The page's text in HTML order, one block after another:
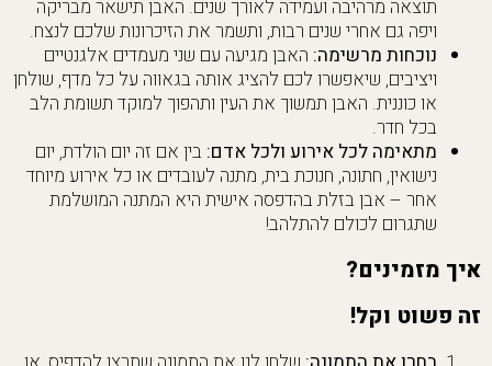
תוצאה מרהיבה ועמידה לאורך שנים. האבן תישאר מבריקה
ויפה גם אחרי שנים רבות, ותשמר את הזיכרונות שלכם לנצח.
נוכחות מרשימה: האבן מגיעה עם שני מעמדים אלגנטיים
ויציבים, שיאפשרו לכם להציג אותה בגאווה על כל מדף, שולחן
או כוננית. האבן תמשוך את העין ותהפוך למוקד תשומת הלב
בכל חדר.
מתאימה לכל אירוע ולכל אדם: בין אם זה יום הולדת, יום
נישואין, חתונה, חנוכת בית, מתנה לעובדים או כל אירוע מיוחד
אחר – אבן בזלת בהדפסה אישית היא המתנה המושלמת
שתגרום לכולם להתלהב!
איך מזמינים?
זה פשוט וקל!